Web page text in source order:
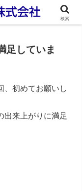
ド印刷
足していま
、初めてお願いし
出来上がりに満足
検索